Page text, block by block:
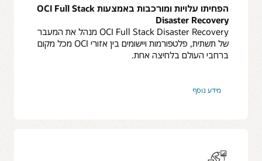
הפחיתו עלויות ומורכבות באמצעות OCI Full Stack
Disaster Recovery
OCI Full Stack Disaster Recovery מנהל את המעבר
של תשתית, פלטפורמות ויישומים בין אזורי OCI מכל מקום
ברחבי העולם בלחיצה אחת.
מידע נוסף